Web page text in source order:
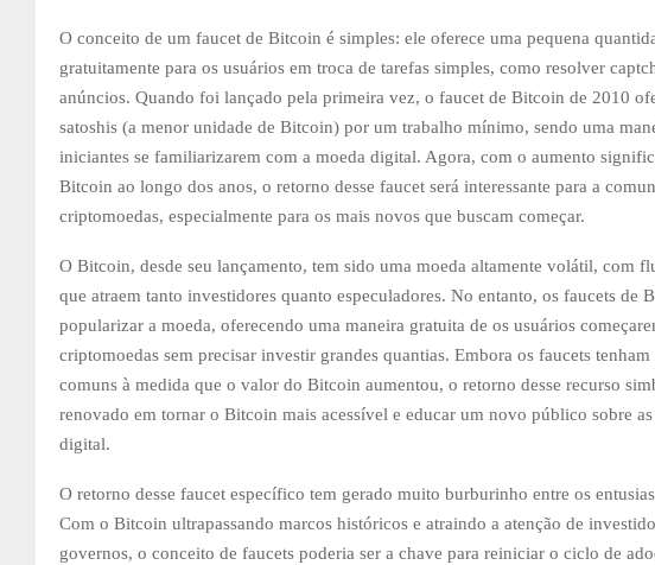
O conceito de um faucet de Bitcoin é simples: ele oferece uma pequena
gratuitamente para os usuários em troca de tarefas simples, como resolver
anúncios. Quando foi lançado pela primeira vez, o faucet de Bitcoin de 2010
satoshis (a menor unidade de Bitcoin) por um trabalho mínimo, sendo uma
iniciantes se familiarizarem com a moeda digital. Agora, com o aumento
Bitcoin ao longo dos anos, o retorno desse faucet será interessante para a
criptomoedas, especialmente para os mais novos que buscam começar.
O Bitcoin, desde seu lançamento, tem sido uma moeda altamente volátil, com
que atraem tanto investidores quanto especuladores. No entanto, os faucets de
popularizar a moeda, oferecendo uma maneira gratuita de os usuários
criptomoedas sem precisar investir grandes quantias. Embora os faucets
comuns à medida que o valor do Bitcoin aumentou, o retorno desse recurso
renovado em tornar o Bitcoin mais acessível e educar um novo público sobre as
digital.
O retorno desse faucet específico tem gerado muito burburinho entre os
Com o Bitcoin ultrapassando marcos históricos e atraindo a atenção de
governos, o conceito de faucets poderia ser a chave para reiniciar o ciclo de